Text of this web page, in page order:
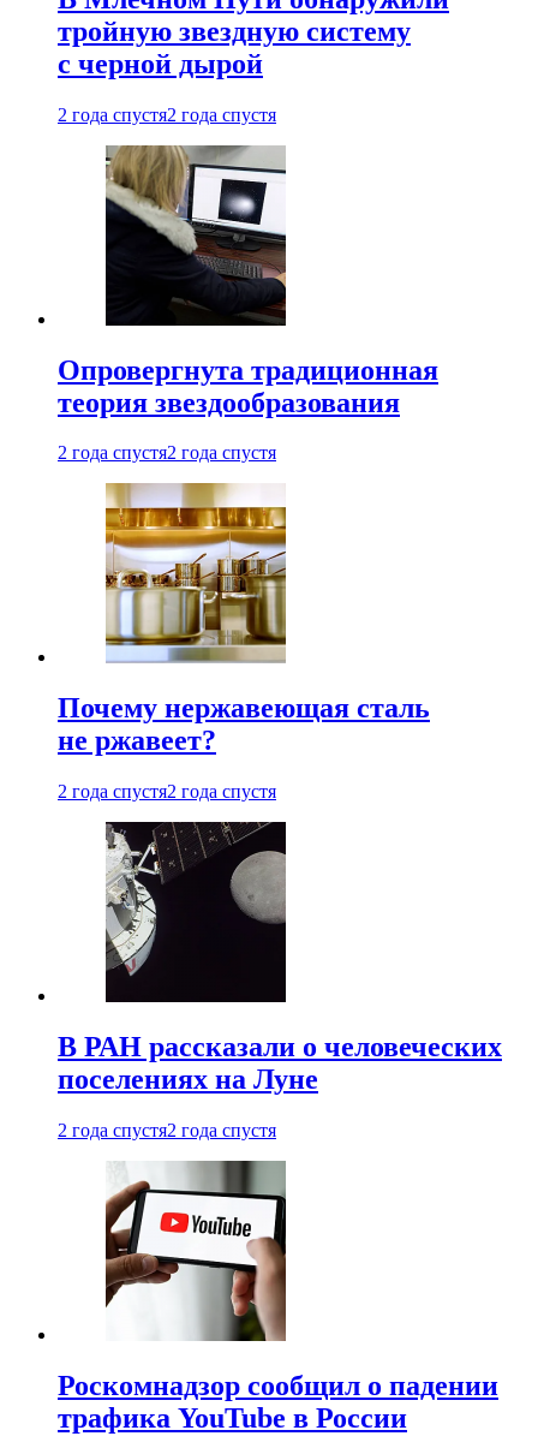
тройную звездную систему
с черной дырой
2 года спустя2 года спустя
Опровергнута традиционная
теория звездообразования
2 года спустя2 года спустя
Почему нержавеющая сталь
не ржавеет?
2 года спустя2 года спустя
В РАН рассказали о человеческих
поселениях на Луне
2 года спустя2 года спустя
Роскомнадзор сообщил о падении
трафика YouTube в России